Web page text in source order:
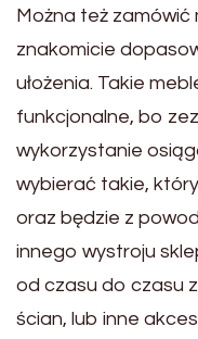
Można też zamówić
znakomicie
ułożenia. Takie
funkcjonalne, bo
wykorzystanie
wybierać takie,
oraz będzie z
innego wystroju
od czasu do czasu
ścian, lub inne